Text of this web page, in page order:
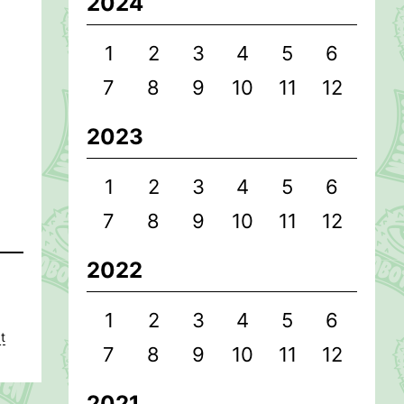
1 2 3 4 5
6
7
8 9 10 11 12
2023
1 2 3 4 5
6
7
8 9 10 11 12
2022
1 2 3 4 5
6
7
8 9 10 11 12